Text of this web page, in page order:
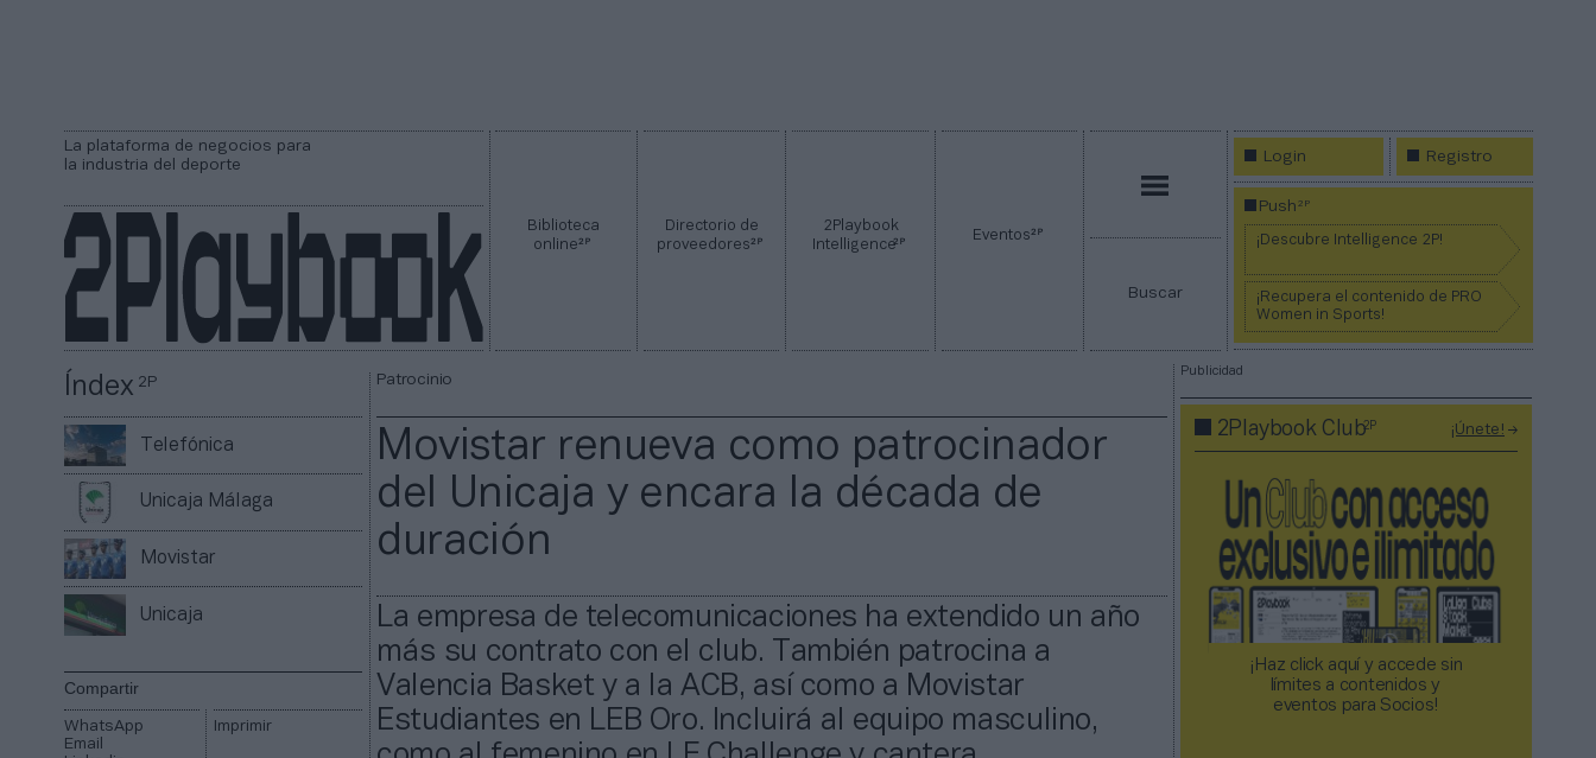
La plataforma de negocios para
la industria del deporte
Biblioteca
online2P
Directorio de
proveedores2P
2Playbook
Intelligence2P Eventos2P
Buscar
Login Registro
Push2P
¡Descubre Intelligence 2P!
¡Recupera el contenido de PRO
Women in Sports!
Índex2P
Telefónica
Unicaja Málaga
Movistar
Unicaja
Compartir
WhatsApp
Email
Imprimir
Patrocinio
Movistar renueva como patrocinador
del Unicaja y encara la década de
duración
La empresa de telecomunicaciones ha extendido un año
más su contrato con el club. También patrocina a
Valencia Basket y a la ACB, así como a Movistar
Estudiantes en LEB Oro. Incluirá al equipo masculino,
Publicidad
2Playbook Club2P ¡Únete!
¡Haz click aquí y accede sin
límites a contenidos y
eventos para Socios!​​​​​​​